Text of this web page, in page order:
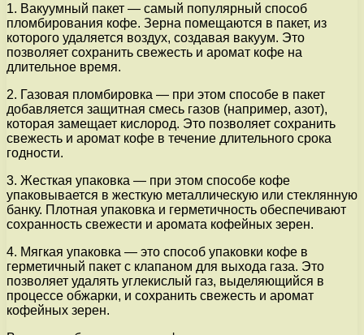
1. Вакуумный пакет — самый популярный способ
пломбирования кофе. Зерна помещаются в пакет, из
которого удаляется воздух, создавая вакуум. Это
позволяет сохранить свежесть и аромат кофе на
длительное время.
2. Газовая пломбировка — при этом способе в пакет
добавляется защитная смесь газов (например, азот),
которая замещает кислород. Это позволяет сохранить
свежесть и аромат кофе в течение длительного срока
годности.
3. Жесткая упаковка — при этом способе кофе
упаковывается в жесткую металлическую или стеклянную
банку. Плотная упаковка и герметичность обеспечивают
сохранность свежести и аромата кофейных зерен.
4. Мягкая упаковка — это способ упаковки кофе в
герметичный пакет с клапаном для выхода газа. Это
позволяет удалять углекислый газ, выделяющийся в
процессе обжарки, и сохранить свежесть и аромат
кофейных зерен.